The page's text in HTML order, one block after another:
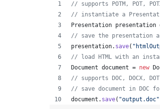
// supports POTM, POT,
// instantiate a
Presentation presentation
// save the presentation as
presentation. save(
// load HTML with an
Document document = new
// supports DOC, DOCX,
// save document in DOC
document . save( "output.doc"